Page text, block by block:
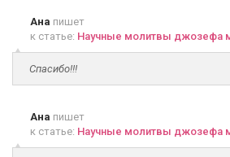
Ана пишет
к статье: Научные молитвы джозефа
Спасибо!!!
Ана пишет
к статье: Научные молитвы джозефа